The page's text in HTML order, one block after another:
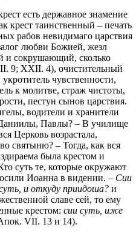
есть державное знамение
крест таинственный – печать
рабов невидимаго царствия
любви Божией, жезл
и сокрушающий, сколько
9; XXII. 4), очистительный
чувственности,
к молитве, страж чистоты,
пестун сынов царствия.
водители и хранители
Павлы? – В училище
Церковь возрастала,
святыню? – Тогда, как вся
была крестом и
суть те, которые окружают
Иоанна в видении. – Сии
и откуду приидоша? и
славе сей, то ему
крестом: сии суть, иже
VII. 13 и 14).